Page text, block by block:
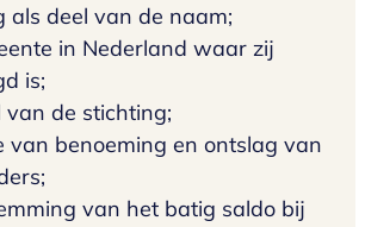
als deel van de naam;
in Nederland waar zij
is;
van de stichting;
van benoeming en ontslag van
van het batig saldo bij